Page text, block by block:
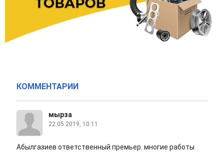
КОММЕНТАРИИ
мырза
22.05.2019, 10:11
Абылгазиев ответственный премьер. многие работы